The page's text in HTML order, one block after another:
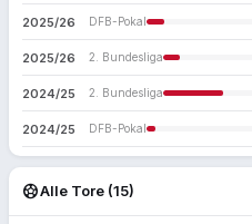
2025/26 DFB-Pokal
2025/26 2. Bundesliga
2024/25 2. Bundesliga
2024/25 DFB-Pokal
sports_soccerAlle Tore (15)